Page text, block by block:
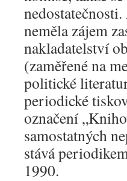
neměla zájem
nakladatelství
(zaměřené na
politické
periodické
označení
samostatných
stává
1990.